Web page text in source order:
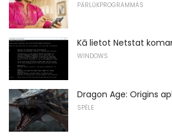
PĀRLŪKPROGRAMMAS
Kā lietot Netstat
WINDOWS
Dragon Age: Origins
SPĒLE